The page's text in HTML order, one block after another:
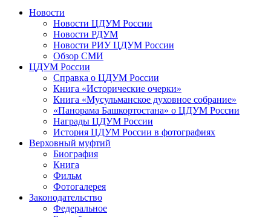
Новости
Новости ЦДУМ России
Новости РДУМ
Новости РИУ ЦДУМ России
Обзор СМИ
ЦДУМ России
Справка о ЦДУМ России
Книга «Исторические очерки»
Книга «Мусульманское духовное собрание»
«Панорама Башкортостана» о ЦДУМ России
Награды ЦДУМ России
История ЦДУМ России в фотографиях
Верховный муфтий
Биография
Книга
Фильм
Фотогалерея
Законодательство
Федеральное